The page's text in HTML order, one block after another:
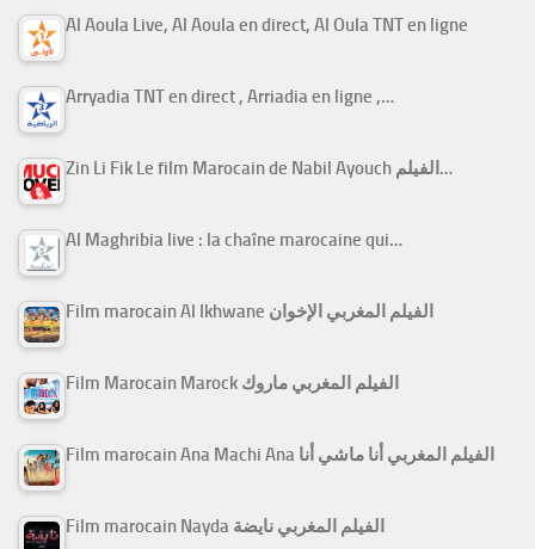
Al Aoula Live, Al Aoula en direct, Al Oula TNT en ligne
Arryadia TNT en direct , Arriadia en ligne ,…
Zin Li Fik Le film Marocain de Nabil Ayouch الفيلم…
Al Maghribia live : la chaîne marocaine qui…
Film marocain Al Ikhwane الفيلم المغربي الإخوان
Film Marocain Marock الفيلم المغربي ماروك
Film marocain Ana Machi Ana الفيلم المغربي أنا ماشي أنا
Film marocain Nayda الفيلم المغربي نايضة